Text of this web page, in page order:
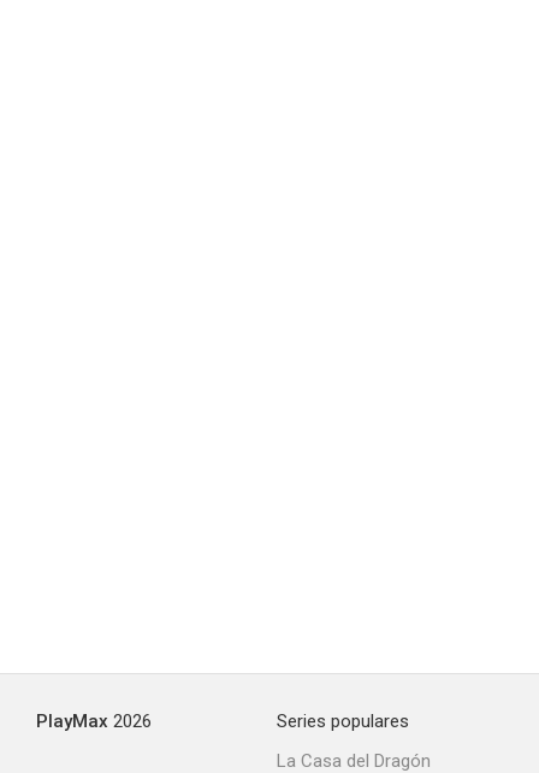
PlayMax 2026
Series populares
La Casa del Dragón